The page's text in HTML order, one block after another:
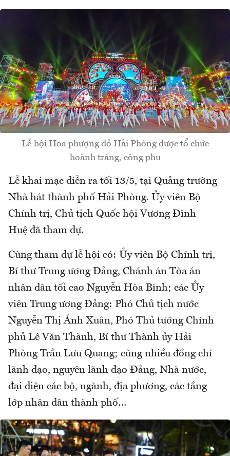
Lễ hội Hoa phượng đỏ Hải Phòng được tổ chức
hoành tráng, công phu
Lễ khai mạc diễn ra tối 13/5, tại Quảng trường
Nhà hát thành phố Hải Phòng. Ủy viên Bộ
Chính trị, Chủ tịch Quốc hội Vương Đình
Huệ đã tham dự.
Cùng tham dự lễ hội có: Ủy viên Bộ Chính trị,
Bí thư Trung ương Đảng, Chánh án Tòa án
nhân dân tối cao Nguyễn Hòa Bình; các Ủy
viên Trung ương Đảng: Phó Chủ tịch nước
Nguyễn Thị Ánh Xuân, Phó Thủ tướng Chính
phủ Lê Văn Thành, Bí thư Thành ủy Hải
Phòng Trần Lưu Quang; cùng nhiều đồng chí
lãnh đạo, nguyên lãnh đạo Đảng, Nhà nước,
đại diện các bộ, ngành, địa phương, các tầng
lớp nhân dân thành phố…